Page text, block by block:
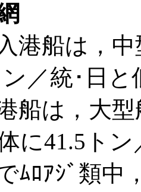
港船は，中
／統･日と
船は，大型
に41.5ト
ﾑﾛｱｼﾞ類中